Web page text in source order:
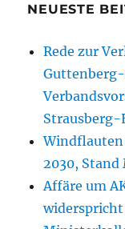
NEUESTE
Rede zur
2030, Stand
Affäre um
widerspricht